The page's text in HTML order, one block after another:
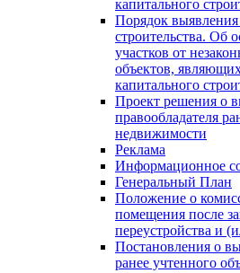
капитального
Порядок
строительства. Об
участков от
объектов,
капитального
Проект решения о
правообладателя
недвижимости
Реклама
Информационное
Генеральный План
Положение о
помещения после
переустройства и
Постановления о
ранее учтенного